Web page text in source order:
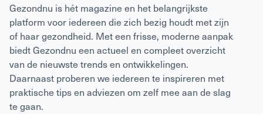
Gezondnu is hét magazine en het belangrijkste
platform voor iedereen die zich bezig houdt met zijn
of haar gezondheid. Met een frisse, moderne aanpak
biedt Gezondnu een actueel en compleet overzicht
van de nieuwste trends en ontwikkelingen.
Daarnaast proberen we iedereen te inspireren met
praktische tips en adviezen om zelf mee aan de slag
te gaan.